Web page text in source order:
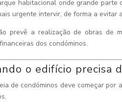
habitacional onde grande
urgente intervir, de forma a
prevê a realização de obras de
dos condóminos.
o edifício precisa
de condóminos deve começar